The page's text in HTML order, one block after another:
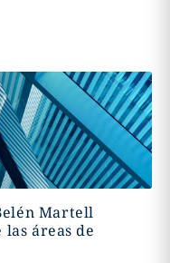
Martell
áreas de